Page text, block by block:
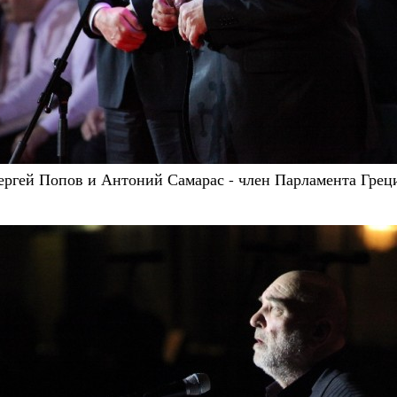
Попов и Антоний Самарас - член Парламента